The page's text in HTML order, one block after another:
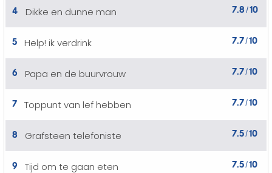
4 Dikke en dunne man 7.8 /10
5 Help! ik verdrink 7.7/10
6 Papa en de buurvrouw 7.7/10
7 Toppunt van lef hebben 7.7/10
8 Grafsteen telefoniste 7.5/10
9 Tijd om te gaan eten 7.5/10